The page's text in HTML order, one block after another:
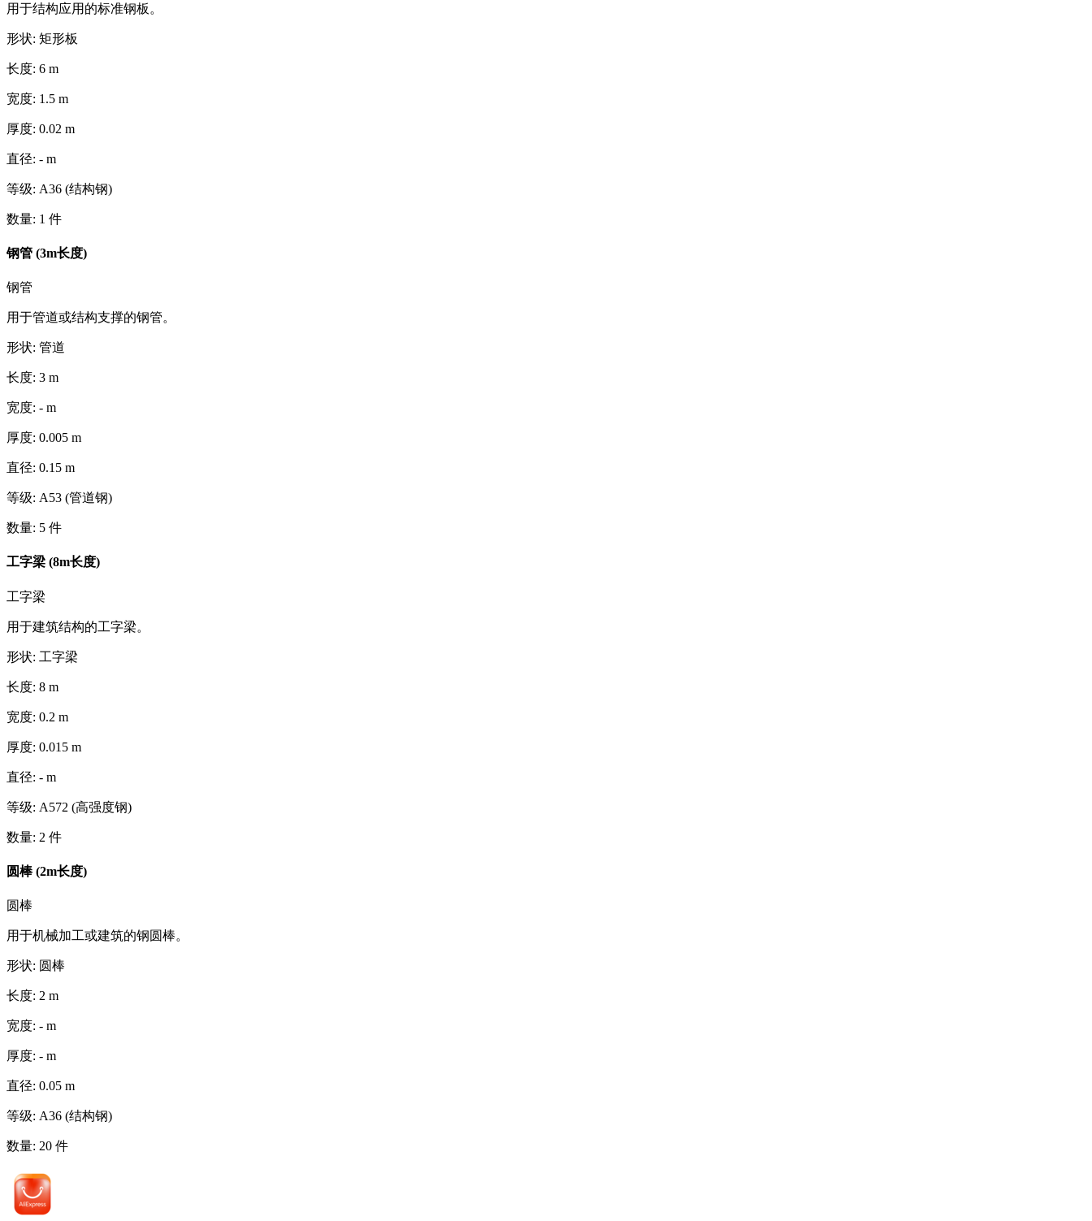
用于结构应用的标准钢板。
形状: 矩形板
长度: 6 m
宽度: 1.5 m
厚度: 0.02 m
直径: - m
等级: A36 (结构钢)
数量: 1 件
钢管 (3m长度)
钢管
用于管道或结构支撑的钢管。
形状: 管道
长度: 3 m
宽度: - m
厚度: 0.005 m
直径: 0.15 m
等级: A53 (管道钢)
数量: 5 件
工字梁 (8m长度)
工字梁
用于建筑结构的工字梁。
形状: 工字梁
长度: 8 m
宽度: 0.2 m
厚度: 0.015 m
直径: - m
等级: A572 (高强度钢)
数量: 2 件
圆棒 (2m长度)
圆棒
用于机械加工或建筑的钢圆棒。
形状: 圆棒
长度: 2 m
宽度: - m
厚度: - m
直径: 0.05 m
等级: A36 (结构钢)
数量: 20 件